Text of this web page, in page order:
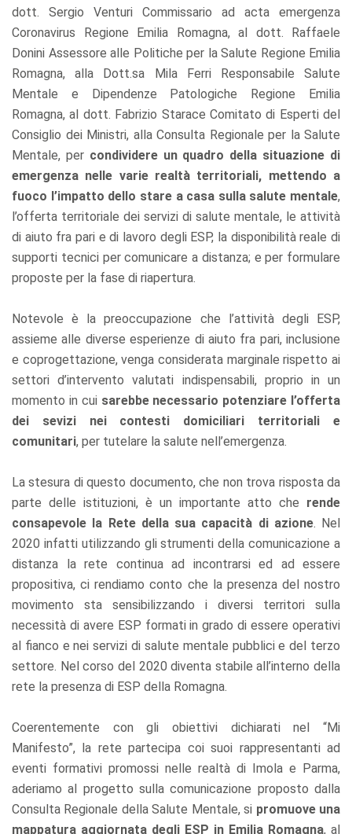
dott. Sergio Venturi Commissario ad acta emergenza
Coronavirus Regione Emilia Romagna, al dott. Raffaele
Donini Assessore alle Politiche per la Salute Regione Emilia
Romagna, alla Dott.sa Mila Ferri Responsabile Salute
Mentale e Dipendenze Patologiche Regione Emilia
Romagna, al dott. Fabrizio Starace Comitato di Esperti del
Consiglio dei Ministri, alla Consulta Regionale per la Salute
Mentale, per condividere un quadro della situazione di
emergenza nelle varie realtà territoriali, mettendo a
fuoco l’impatto dello stare a casa sulla salute mentale,
l’offerta territoriale dei servizi di salute mentale, le attività
di aiuto fra pari e di lavoro degli ESP, la disponibilità reale di
supporti tecnici per comunicare a distanza; e per formulare
proposte per la fase di riapertura.
Notevole è la preoccupazione che l’attività degli ESP,
assieme alle diverse esperienze di aiuto fra pari, inclusione
e coprogettazione, venga considerata marginale rispetto ai
settori d’intervento valutati indispensabili, proprio in un
momento in cui sarebbe necessario potenziare l’offerta
dei sevizi nei contesti domiciliari territoriali e
comunitari, per tutelare la salute nell’emergenza.
La stesura di questo documento, che non trova risposta da
parte delle istituzioni, è un importante atto che rende
consapevole la Rete della sua capacità di azione. Nel
2020 infatti utilizzando gli strumenti della comunicazione a
distanza la rete continua ad incontrarsi ed ad essere
propositiva, ci rendiamo conto che la presenza del nostro
movimento sta sensibilizzando i diversi territori sulla
necessità di avere ESP formati in grado di essere operativi
al fianco e nei servizi di salute mentale pubblici e del terzo
settore. Nel corso del 2020 diventa stabile all’interno della
rete la presenza di ESP della Romagna.
Coerentemente con gli obiettivi dichiarati nel “Mi
Manifesto”, la rete partecipa coi suoi rappresentanti ad
eventi formativi promossi nelle realtà di Imola e Parma,
aderiamo al progetto sulla comunicazione proposto dalla
Consulta Regionale della Salute Mentale, si promuove una
mappatura aggiornata degli ESP in Emilia Romagna, al